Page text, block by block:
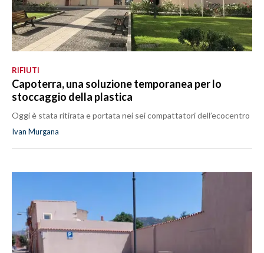
RIFIUTI
Capoterra, una soluzione temporanea per lo
stoccaggio della plastica
Oggi è stata ritirata e portata nei sei compattatori dell’ecocentro
Ivan Murgana